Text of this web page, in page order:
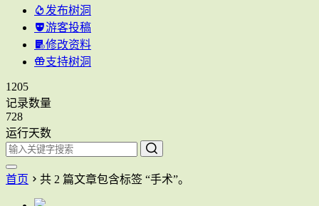
发布树洞
游客投稿
修改资料
支持树洞
1205
记录数量
728
运行天数
首页 共 2 篇文章包含标签 “手术”。